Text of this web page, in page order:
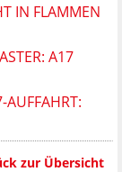
IN FLAMMEN
A17
zur Übersicht